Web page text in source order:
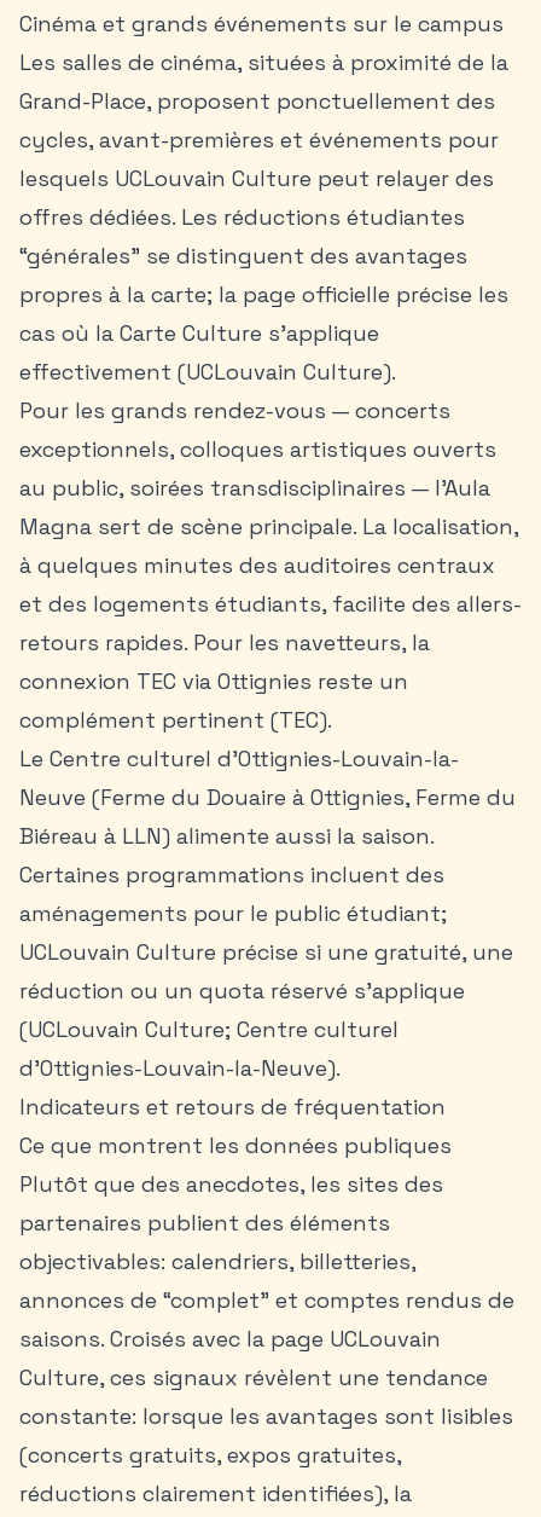
Cinéma et grands événements sur le campus
Les salles de cinéma, situées à proximité de la
Grand-Place, proposent ponctuellement des
cycles, avant-premières et événements pour
lesquels UCLouvain Culture peut relayer des
offres dédiées. Les réductions étudiantes
“générales” se distinguent des avantages
propres à la carte; la page officielle précise les
cas où la Carte Culture s’applique
effectivement (UCLouvain Culture).
Pour les grands rendez-vous — concerts
exceptionnels, colloques artistiques ouverts
au public, soirées transdisciplinaires — l’Aula
Magna sert de scène principale. La localisation,
à quelques minutes des auditoires centraux
et des logements étudiants, facilite des allers-
retours rapides. Pour les navetteurs, la
connexion TEC via Ottignies reste un
complément pertinent (TEC).
Le Centre culturel d’Ottignies-Louvain-la-
Neuve (Ferme du Douaire à Ottignies, Ferme du
Biéreau à LLN) alimente aussi la saison.
Certaines programmations incluent des
aménagements pour le public étudiant;
UCLouvain Culture précise si une gratuité, une
réduction ou un quota réservé s’applique
(UCLouvain Culture; Centre culturel
d’Ottignies-Louvain-la-Neuve).
Indicateurs et retours de fréquentation
Ce que montrent les données publiques
Plutôt que des anecdotes, les sites des
partenaires publient des éléments
objectivables: calendriers, billetteries,
annonces de “complet” et comptes rendus de
saisons. Croisés avec la page UCLouvain
Culture, ces signaux révèlent une tendance
constante: lorsque les avantages sont lisibles
(concerts gratuits, expos gratuites,
réductions clairement identifiées), la